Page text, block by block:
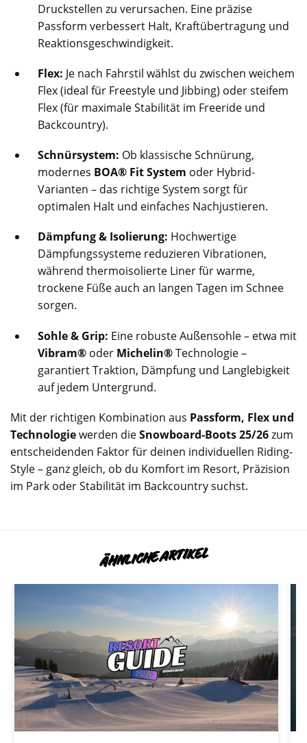
Druckstellen zu verursachen. Eine präzise
Passform verbessert Halt, Kraftübertragung und
Reaktionsgeschwindigkeit.
Flex: Je nach Fahrstil wählst du zwischen weichem
Flex (ideal für Freestyle und Jibbing) oder steifem
Flex (für maximale Stabilität im Freeride und
Backcountry).
Schnürsystem: Ob klassische Schnürung,
modernes BOA® Fit System oder Hybrid-
Varianten – das richtige System sorgt für
optimalen Halt und einfaches Nachjustieren.
Dämpfung & Isolierung: Hochwertige
Dämpfungssysteme reduzieren Vibrationen,
während thermoisolierte Liner für warme,
trockene Füße auch an langen Tagen im Schnee
sorgen.
Sohle & Grip: Eine robuste Außensohle – etwa mit
Vibram® oder Michelin®Technologie –
garantiert Traktion, Dämpfung und Langlebigkeit
auf jedem Untergrund.
Mit der richtigen Kombination aus Passform, Flex und
Technologiewerden dieSnowboard-Boots 25/26zum
entscheidenden Faktor für deinen individuellen Riding-
Style – ganz gleich, ob du Komfort im Resort, Präzision
im Park oder Stabilität im Backcountry suchst.
ÄHNLICHE ARTIKEL